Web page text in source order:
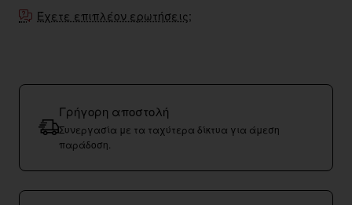
Έχετε επιπλέον ερωτήσεις;
Γρήγορη αποστολή
Συνεργασία με τα ταχύτερα δίκτυα για άμεση
παράδοση.